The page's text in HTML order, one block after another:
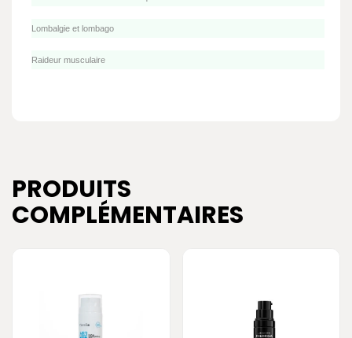
Lombalgie et lombago
Raideur musculaire
PRODUITS
COMPLÉMENTAIRES